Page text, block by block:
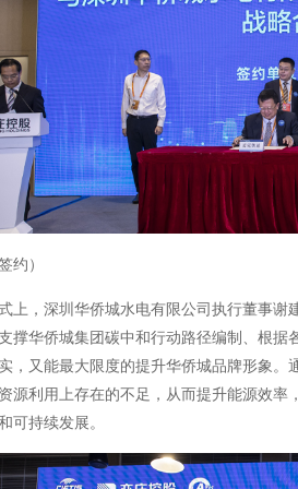
约）
上，深圳华侨城水电有限公司执行董事
撑华侨城集团碳中和行动路径编制、根
，又能最大限度的提升华侨城品牌形象
源利用上存在的不足，从而提升能源效
可持续发展。